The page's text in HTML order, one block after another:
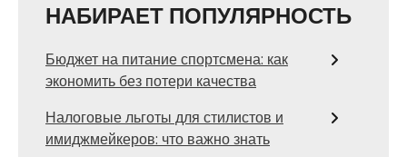
НАБИРАЕТ ПОПУЛЯРНОСТЬ
Бюджет на питание спортсмена: как
экономить без потери качества
Налоговые льготы для стилистов и
имиджмейкеров: что важно знать